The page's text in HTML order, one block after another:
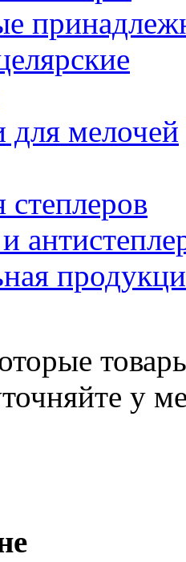
для мелочей
у